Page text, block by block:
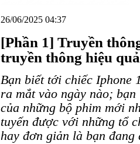
26/06/2025 04:37
[Phần 1] Truyền
truyền thông hiệu quả
Bạn biết tới chiếc Iphone
ra mắt vào ngày nào;
của những bộ phim mới
tuyến được với những tổ
hay đơn giản là bạn